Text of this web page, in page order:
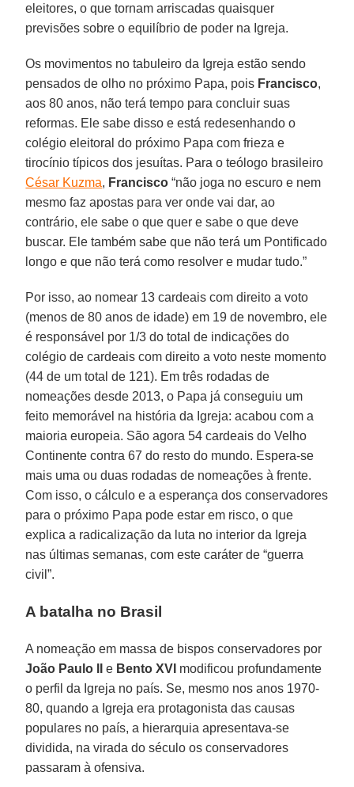
eleitores, o que tornam arriscadas quaisquer
previsões sobre o equilíbrio de poder na Igreja.
Os movimentos no tabuleiro da Igreja estão sendo
pensados de olho no próximo Papa, pois Francisco,
aos 80 anos, não terá tempo para concluir suas
reformas. Ele sabe disso e está redesenhando o
colégio eleitoral do próximo Papa com frieza e
tirocínio típicos dos jesuítas. Para o teólogo brasileiro
César Kuzma, Francisco “não joga no escuro e nem
mesmo faz apostas para ver onde vai dar, ao
contrário, ele sabe o que quer e sabe o que deve
buscar. Ele também sabe que não terá um Pontificado
longo e que não terá como resolver e mudar tudo.”
Por isso, ao nomear 13 cardeais com direito a voto
(menos de 80 anos de idade) em 19 de novembro, ele
é responsável por 1/3 do total de indicações do
colégio de cardeais com direito a voto neste momento
(44 de um total de 121). Em três rodadas de
nomeações desde 2013, o Papa já conseguiu um
feito memorável na história da Igreja: acabou com a
maioria europeia. São agora 54 cardeais do Velho
Continente contra 67 do resto do mundo. Espera-se
mais uma ou duas rodadas de nomeações à frente.
Com isso, o cálculo e a esperança dos conservadores
para o próximo Papa pode estar em risco, o que
explica a radicalização da luta no interior da Igreja
nas últimas semanas, com este caráter de “guerra
civil”.
A batalha no Brasil
A nomeação em massa de bispos conservadores por
João Paulo II
e Bento XVI modificou profundamente
o perfil da Igreja no país. Se, mesmo nos anos 1970-
80, quando a Igreja era protagonista das causas
populares no país, a hierarquia apresentava-se
dividida, na virada do século os conservadores
passaram à ofensiva.